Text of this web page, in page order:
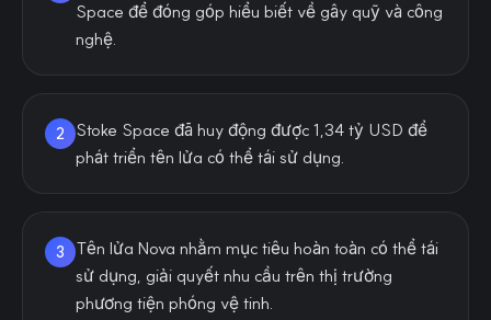
Space để đóng góp hiểu biết về gây quỹ và công
nghệ.
2
Stoke Space đã huy động được 1,34 tỷ USD để
phát triển tên lửa có thể tái sử dụng.
3
Tên lửa Nova nhằm mục tiêu hoàn toàn có thể tái
sử dụng, giải quyết nhu cầu trên thị trường
phương tiện phóng vệ tinh.